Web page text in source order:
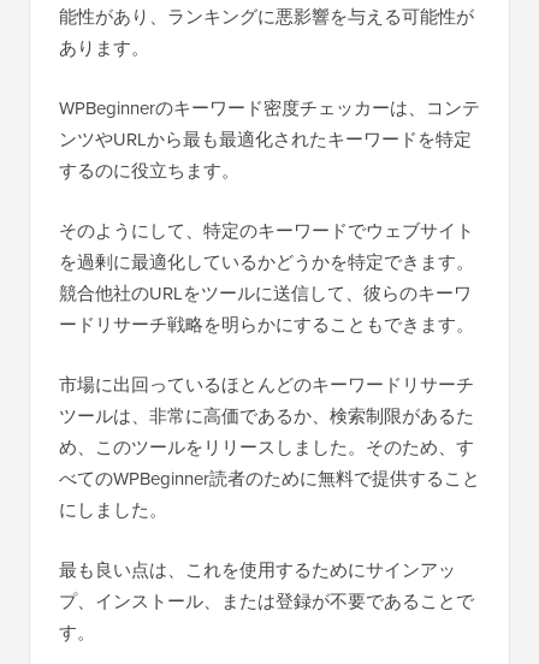
能性があり、ランキングに悪影響を与える可能性が
あります。
WPBeginnerのキーワード密度チェッカーは、コンテ
ンツやURLから最も最適化されたキーワードを特定
するのに役立ちます。
そのようにして、特定のキーワードでウェブサイト
を過剰に最適化しているかどうかを特定できます。
競合他社のURLをツールに送信して、彼らのキーワ
ードリサーチ戦略を明らかにすることもできます。
市場に出回っているほとんどのキーワードリサーチ
ツールは、非常に高価であるか、検索制限があるた
め、このツールをリリースしました。そのため、す
べてのWPBeginner読者のために無料で提供すること
にしました。
最も良い点は、これを使用するためにサインアッ
プ、インストール、または登録が不要であることで
す。